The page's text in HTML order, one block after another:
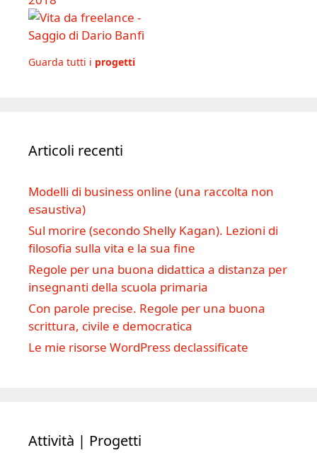
Guarda tutti i progetti
Articoli recenti
Modelli di business online (una raccolta non
esaustiva)
Sul morire (secondo Shelly Kagan). Lezioni di
filosofia sulla vita e la sua fine
Regole per una buona didattica a distanza per
insegnanti della scuola primaria
Con parole precise. Regole per una buona
scrittura, civile e democratica
Le mie risorse WordPress declassificate
Attività | Progetti